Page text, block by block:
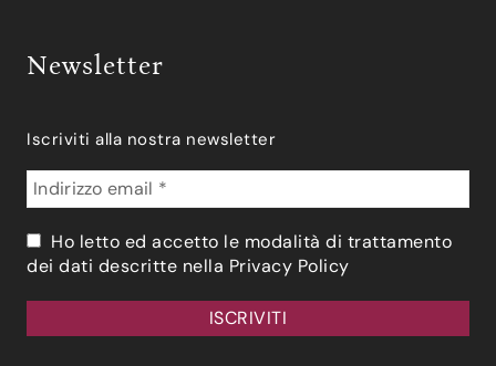
Newsletter
Iscriviti alla nostra newsletter
Ho letto ed accetto le modalità di trattamento
dei dati descritte nella Privacy Policy